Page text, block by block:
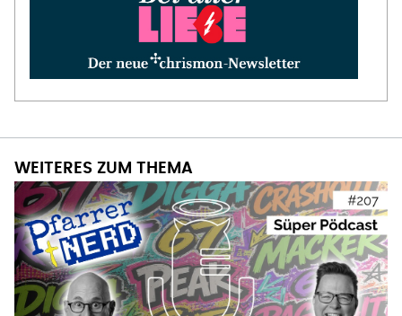
WEITERES ZUM THEMA